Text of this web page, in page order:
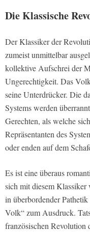
Die Klassische
Der Klassiker der
zumeist unmittelbar
kollektive Aufschrei der
Ungerechtigkeit. Das
seine Unterdrücker. Die
Systems werden
Gerechten, als welche
Repräsentanten des
oder enden auf dem
Es ist eine überaus
sich mit diesem Klassiker
in überbordender
Volk“ zum Ausdruck.
französischen Revolution